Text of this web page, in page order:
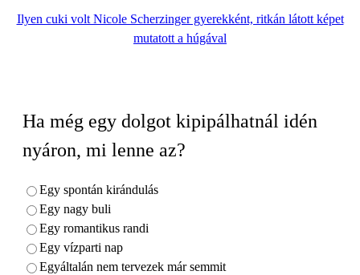
Ilyen cuki volt Nicole Scherzinger gyerekként, ritkán látott képet
mutatott a húgával
Ha még egy dolgot kipipálhatnál idén
nyáron, mi lenne az?
Egy spontán kirándulás
Egy nagy buli
Egy romantikus randi
Egy vízparti nap
Egyáltalán nem tervezek már semmit